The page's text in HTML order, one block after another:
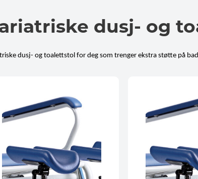
dusj- og
dusj- og toalettstol for deg som trenger ekstra støtte på